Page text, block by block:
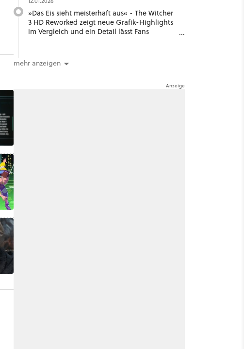
»Das Eis sieht meisterhaft aus« - The Witcher
3 HD Reworked zeigt neue Grafik-Highlights
im Vergleich und ein Detail lässt Fans
mehr anzeigen